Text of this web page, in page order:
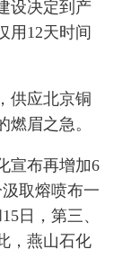
设决定到产
用12天时间
供应北京铜
眉之急。
宣布再增加6
取熔喷布一
日，第三、
，燕山石化